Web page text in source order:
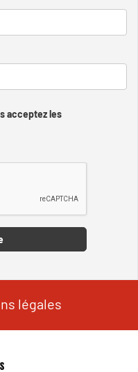
acceptez les
légales